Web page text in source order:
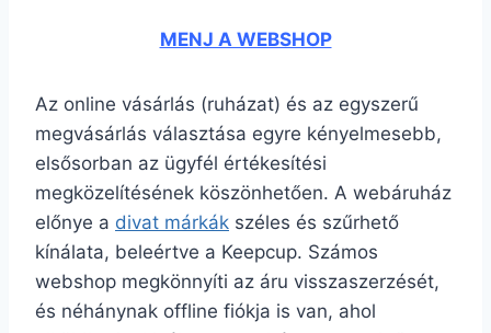
MENJ A WEBSHOP
Az online vásárlás (ruházat) és az egyszerű
megvásárlás választása egyre kényelmesebb,
elsősorban az ügyfél értékesítési
megközelítésének köszönhetően. A webáruház
előnye a divat márkák széles és szűrhető
kínálata, beleértve a Keepcup. Számos
webshop megkönnyíti az áru visszaszerzését,
és néhánynak offline fiókja is van, ahol